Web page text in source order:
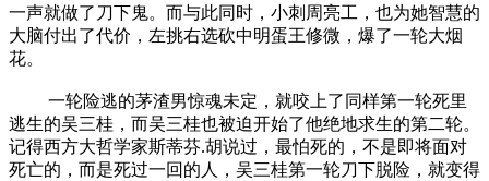
一声就做了刀下鬼。而与此同时，小刺周亮工，也为她智慧的
大脑付出了代价，左挑右选砍中明蛋王修微，爆了一轮大烟
花。
一轮险逃的茅渣男惊魂未定，就咬上了同样第一轮死里
逃生的吴三桂，而吴三桂也被迫开始了他绝地求生的第二轮。
记得西方大哲学家斯蒂芬.胡说过，最怕死的，不是即将面对
死亡的，而是死过一回的人，吴三桂第一轮刀下脱险，就变得